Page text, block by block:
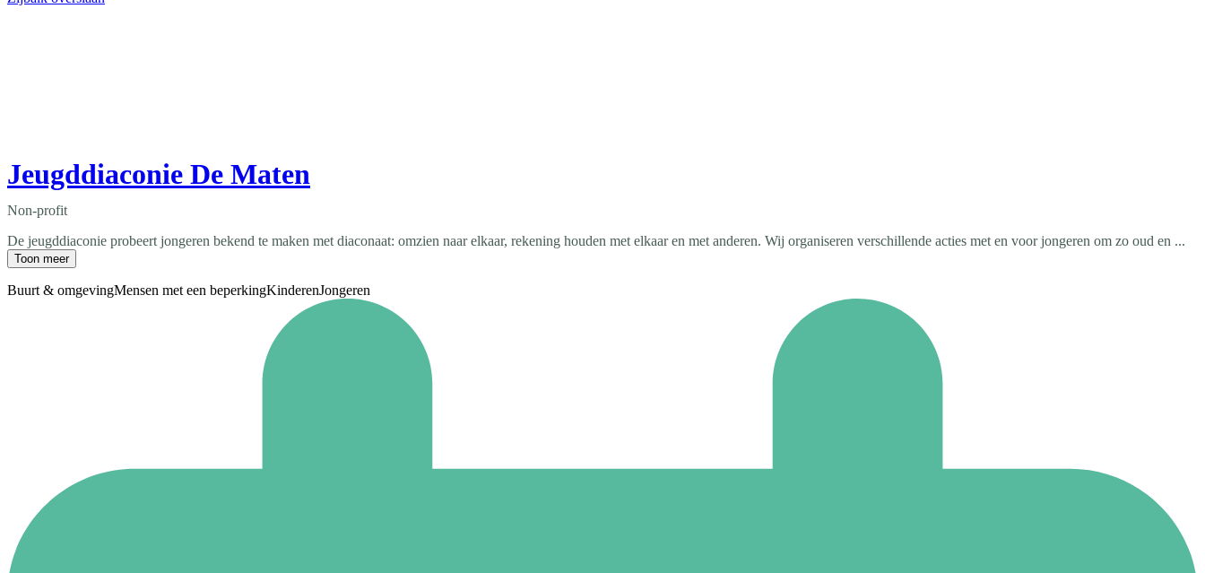
Jeugddiaconie De Maten
Non-profit
De jeugddiaconie probeert jongeren bekend te maken met diaconaat: omzien naar elkaar, rekening houden met elkaar en met anderen. Wij organiseren verschillende acties met en voor jongeren om zo oud en ...
Toon meer
Buurt & omgevingMensen met een beperkingKinderenJongeren